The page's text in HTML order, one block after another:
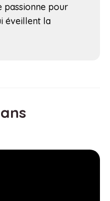
passionne pour
éveillent la